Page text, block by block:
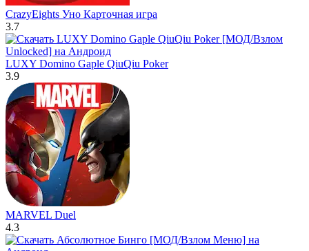
CrazyEights Уно Карточная игра
3.7
LUXY Domino Gaple QiuQiu Poker
3.9
MARVEL Duel
4.3